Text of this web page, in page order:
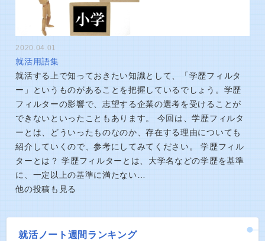
2020.04.01
就活用語集
就活する上で知っておきたい知識として、「学歴フィルタ
ー」というものがあることを把握しているでしょう。学歴
フィルターの影響で、志望する企業の選考を受けることが
できないといったこともあります。 今回は、学歴フィルタ
ーとは、どういったものなのか、存在する理由についても
紹介していくので、参考にしてみてください。 学歴フィル
ターとは？ 学歴フィルターとは、大学名などの学歴を基準
に、一定以上の基準に満たない…
他の投稿も見る
就活ノート週間ランキング